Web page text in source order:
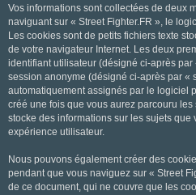
Vos informations sont collectées de deux
naviguant sur « Street Fighter.FR », le
Les cookies sont de petits fichiers texte
de votre navigateur Internet. Les deux
identifiant utilisateur (désigné ci-après
session anonyme (désigné ci-après par «
automatiquement assignés par le logiciel
créé une fois que vous aurez parcouru les
stocke des informations sur les sujets
expérience utilisateur.
Nous pouvons également créer des
pendant que vous naviguez sur « Street
de ce document, qui ne couvre que les